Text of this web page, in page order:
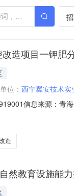
造项目一钾
位： 西宁翼安技术实
信息来源：青
:西宁翼安技术实业
造
然教育设施能